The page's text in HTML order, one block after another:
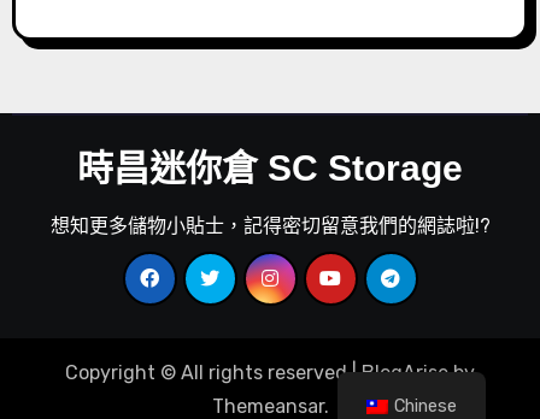
時昌迷你倉 SC Storage
想知更多儲物小貼士，記得密切留意我們的網誌啦!?
Copyright © All rights reserved|BlogAriseby
Themeansar. Chinese